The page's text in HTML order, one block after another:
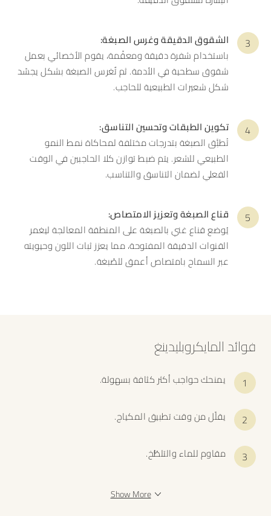
الشقوق الدقيقة وغرس الصبغة:
باستخدام شفرة دقيقة ومعقّمة، يقوم الأخصائي بعمل
شقوق سطحية في الأدمة. ثم تٌغرس الصبغة بشكل يجسّد
شكل شعيرات الطبيعية للحاجب.
تكوين الطبقات وتحسين التناسق:
تُطبَّق الصبغة بتدرجات مختلفة لمحاكاة نمط النمو
الطبيعي للشعر. يتم ضبط توازن كلا الحاجبين في الوقت
الفعلي لضمان التناسق والتناسب.
قناع الصبغة وتعزيز الامتصاص:
يُوضع قناع غني بالصبغة على المنطقة المعالجة ليغمر
القنوات الدقيقة المفتوحة، مما يعزز ثبات اللون وحيويته
عبر السماح بامتصاص أعمق للصّبغة.
فوائد المايكروبليدينغ
يمنحك حواجب أكثر كثافة بسهولة.
يقلّل من وقت تطبيق المكياج.
مقاوم للماء والتلطُُّخ.
Show More